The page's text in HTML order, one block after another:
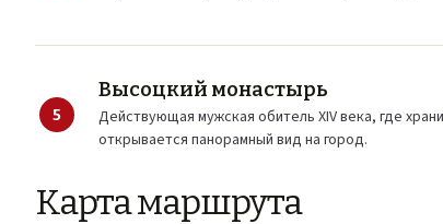
5
Высоцкий монастырь
Действующая мужская обитель XIV века, где
открывается панорамный вид на город.
Карта маршрута